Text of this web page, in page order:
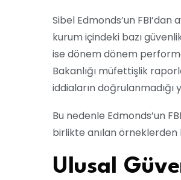
Sibel Edmonds’un FBI’dan
kurum içindeki bazı
ise dönem dönem
Bakanlığı müfettişlik
iddiaların
Bu nedenle Edmonds’un
birlikte anılan
Ulusal